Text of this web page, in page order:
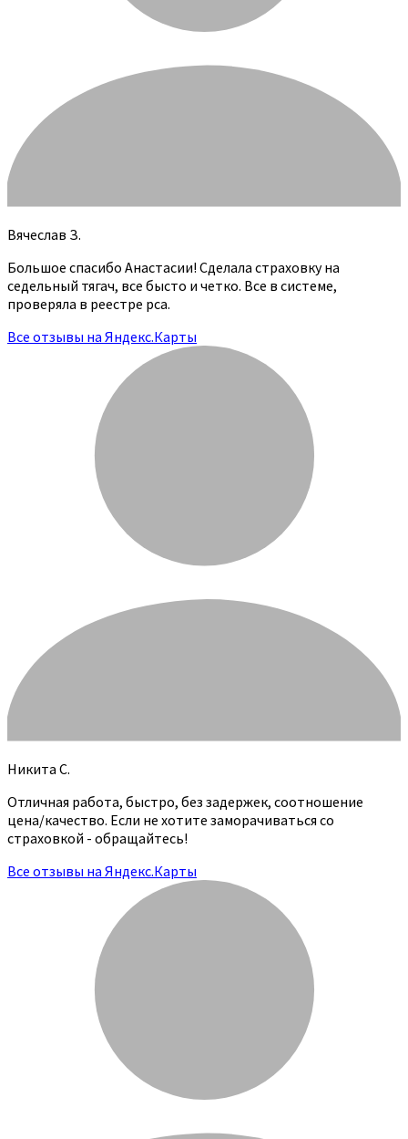
Вячеслав З.
Большое спасибо Анастасии! Сделала страховку на
седельный тягач, все бысто и четко. Все в системе,
проверяла в реестре рса.
Все отзывы на Яндекс.Карты
Никита С.
Отличная работа, быстро, без задержек, соотношение
цена/качество. Если не хотите заморачиваться со
страховкой - обращайтесь!
Все отзывы на Яндекс.Карты